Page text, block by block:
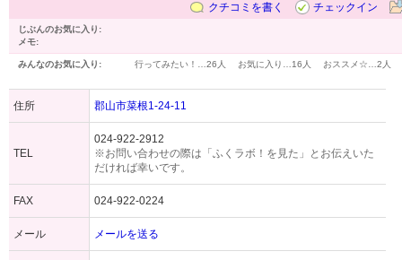
クチコミを書く
チェックイン
じぶんのお気に入り:
メモ:
みんなのお気に入り: 行ってみたい！… 26人 お気に入り… 16人 おススメ☆… 2人
住所 郡山市菜根1-24-11
TEL
024-922-2912
※お問い合わせの際は「ふくラボ！を見た」とお伝えいた
だければ幸いです。
FAX 024-922-0224
メール メールを送る